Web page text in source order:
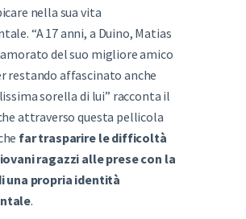
nella sua vita
“A 17 anni, a Duino, Matias
del suo migliore amico
restando affascinato anche
sorella di lui” racconta il
attraverso questa pellicola
far trasparire le difficoltà
ragazzi alle prese con la
una propria identità
.